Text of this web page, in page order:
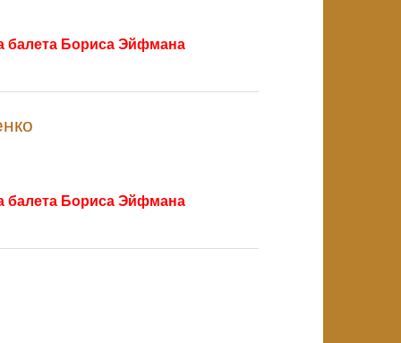
балета Бориса Эйфмана
балета Бориса Эйфмана